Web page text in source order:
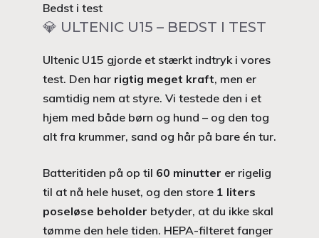
Bedst i test
💎 ULTENIC U15 – BEDST I TEST
Ultenic U15 gjorde et stærkt indtryk i vores
test. Den har rigtig meget kraft, men er
samtidig nem at styre. Vi testede den i et
hjem med både børn og hund – og den tog
alt fra krummer, sand og hår på bare én tur.
Batteritiden på op til 60 minutter er rigelig
til at nå hele huset, og den store 1 liters
poseløse beholder betyder, at du ikke skal
tømme den hele tiden. HEPA-filteret fanger